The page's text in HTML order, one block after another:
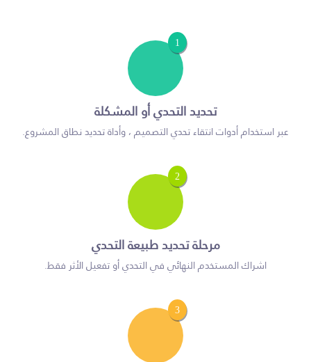
1
تحديد التحدي أو المشكلة
عبر استخدام أدوات انتقاء تحدي التصميم ، وأداة تحديد نطاق المشروع.
2
مرحلة تحديد طبيعة التحدي
اشراك المستخدم النهائي في التحدي أو تفعيل الأثر فقط.
3